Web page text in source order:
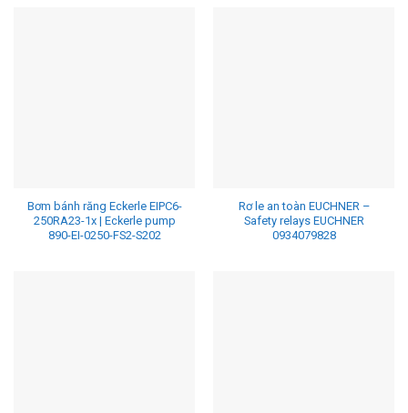
Bơm bánh răng Eckerle EIPC6-
250RA23-1x | Eckerle pump
890-EI-0250-FS2-S202
Rơ le an toàn EUCHNER –
Safety relays EUCHNER
0934079828